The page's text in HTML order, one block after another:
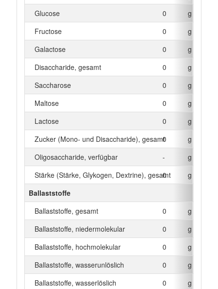
Glucose
0
g
Fructose
0
g
Galactose
0
g
Disaccharide, gesamt
0
g
Saccharose
0
g
Maltose
0
g
Lactose
0
g
Zucker (Mono- und Disaccharide), gesamt0
g
Oligosaccharide, verfügbar
-
g
Stärke (Stärke, Glykogen, Dextrine), gesamt
0
g
Ballaststoffe
Ballaststoffe, gesamt
0
g
Ballaststoffe, niedermolekular
0
g
Ballaststoffe, hochmolekular
0
g
Ballaststoffe, wasserunlöslich
0
g
Ballaststoffe, wasserlöslich
0
g